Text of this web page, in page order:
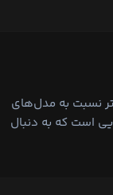
نسبت به مدل‌های
است که به دنبال